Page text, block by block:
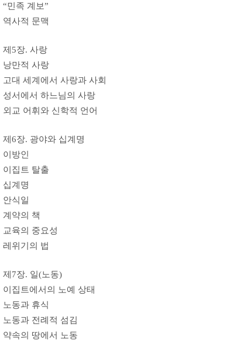
“민족 계보”
역사적 문맥
제5장. 사랑
낭만적 사랑
고대 세계에서 사랑과 사회
성서에서 하느님의 사랑
외교 어휘와 신학적 언어
제6장. 광야와 십계명
이방인
이집트 탈출
십계명
안식일
계약의 책
교육의 중요성
레위기의 법
제7장. 일(노동)
이집트에서의 노예 상태
노동과 휴식
노동과 전례적 섬김
약속의 땅에서 노동